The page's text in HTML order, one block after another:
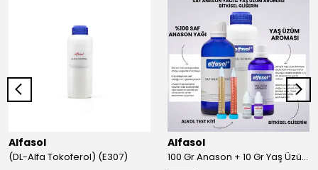
Alfasol
(DL-Alfa Tokoferol) (E307)
Alfasol
100 Gr Anason + 10 Gr Yaş Üzüm + 250 Gr Gliserin + Alkol Test Kiti